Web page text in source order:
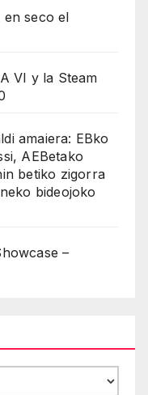
en seco el
VI y la Steam
amaiera: EBko
AEBetako
betiko zigorra
bideojoko
–